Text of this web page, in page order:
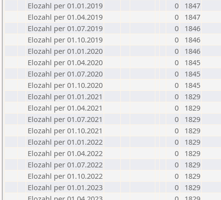
Elozahl per 01.01.2019
0
1847
Elozahl per 01.04.2019
0
1847
Elozahl per 01.07.2019
0
1846
Elozahl per 01.10.2019
0
1846
Elozahl per 01.01.2020
0
1846
Elozahl per 01.04.2020
0
1845
Elozahl per 01.07.2020
0
1845
Elozahl per 01.10.2020
0
1845
Elozahl per 01.01.2021
0
1829
Elozahl per 01.04.2021
0
1829
Elozahl per 01.07.2021
0
1829
Elozahl per 01.10.2021
0
1829
Elozahl per 01.01.2022
0
1829
Elozahl per 01.04.2022
0
1829
Elozahl per 01.07.2022
0
1829
Elozahl per 01.10.2022
0
1829
Elozahl per 01.01.2023
0
1829